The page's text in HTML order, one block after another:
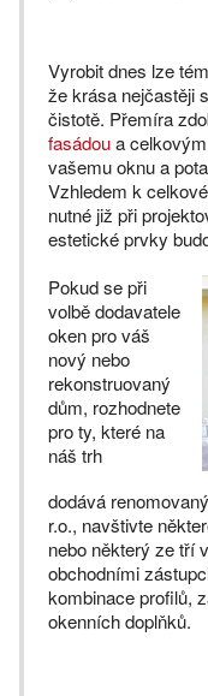
Vyrobit dnes lze
že krása nejčastěji
čistotě. Přemíra
fasádoua
vašemu oknu a
Vzhledem k
nutné již při
estetické prvky
Pokud se při
volbě dodavatele
oken pro váš
nový nebo
rekonstruovaný
dům, rozhodnete
pro ty, které na
náš trh
dodává
r.o., navštivte
nebo některý ze tří
obchodními
kombinace profilů,
okenních doplňků.